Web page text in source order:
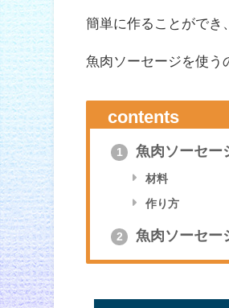
簡単に作ることができ
魚肉ソーセージを使う
contents
1 魚肉ソーセ
材料
作り方
2 魚肉ソーセ